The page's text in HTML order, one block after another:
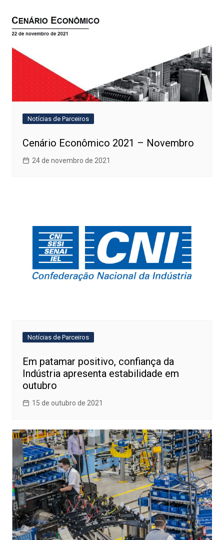
Notícias de Parceiros
Cenário Econômico 2021 – Novembro
24 de novembro de 2021
Notícias de Parceiros
Em patamar positivo, confiança da
Indústria apresenta estabilidade em
outubro
15 de outubro de 2021